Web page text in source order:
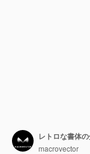
macrovector